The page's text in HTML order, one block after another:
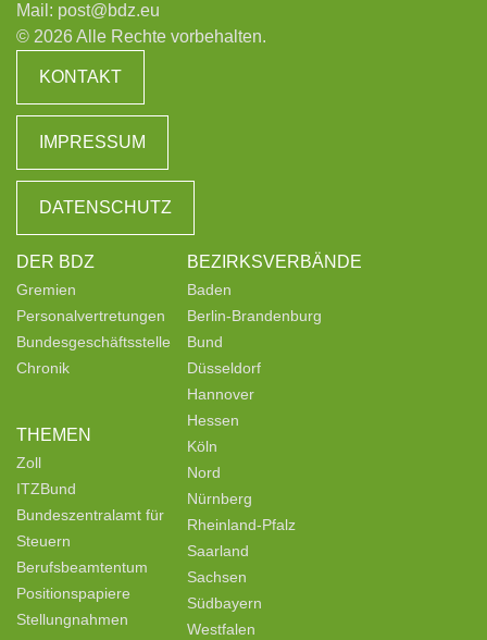
Mail: post@bdz.eu
© 2026 Alle Rechte vorbehalten.
KONTAKT
IMPRESSUM
DATENSCHUTZ
DER BDZ
Gremien
Personalvertretungen
Bundesgeschäftsstelle
Chronik
THEMEN
Zoll
ITZBund
Bundeszentralamt für
Steuern
Berufsbeamtentum
Positionspapiere
Stellungnahmen
BEZIRKSVERBÄNDE
Baden
Berlin-Brandenburg
Bund
Düsseldorf
Hannover
Hessen
Köln
Nord
Nürnberg
Rheinland-Pfalz
Saarland
Sachsen
Südbayern
Westfalen